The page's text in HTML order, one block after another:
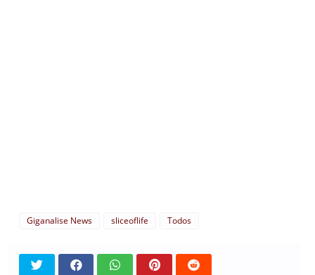
Giganalise News sliceoflife Todos